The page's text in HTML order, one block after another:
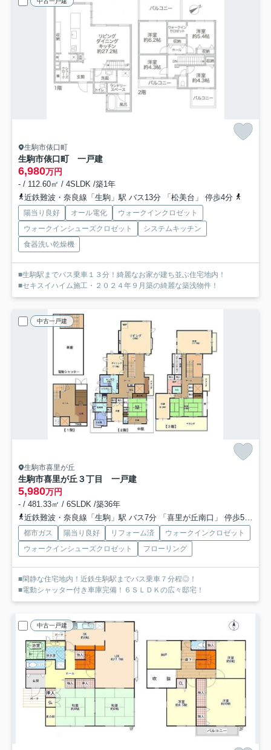
生駒市俵口町
生駒市俵口町 一戸建
6,980万円
- / 112.60㎡ / 4SLDK /築1年
近鉄難波・奈良線「生駒」駅 バス13分 「松美台」 停歩4分
陽当り良好 オール電化
ウォークインクロゼット
ウォークインシューズクロゼット
システムキッチン
食器洗い乾燥機
■生駒駅までバス乗車１３分！綺麗なお家が建ち並ぶ住宅地内！
■セキスイハイム施工・２０２４年９月築の綺麗な築浅物件！
中古一戸建
生駒市喜里が丘
生駒市喜里が丘３丁目 一戸建
5,980万円
- / 481.33㎡ / 6SLDK /築36年
近鉄難波・奈良線「生駒」駅 バス7分 「喜里が丘南口」 停歩5分
都市ガス 陽当り良好 リフォーム済
ウォークインクロゼット
ウォークインシューズクロゼット
フローリング
■閑静な住宅地内！近鉄生駒駅までバス乗車７分程◎！
■電動シャッター付き車庫完備！６ＳＬＤＫの広々邸宅！
中古一戸建